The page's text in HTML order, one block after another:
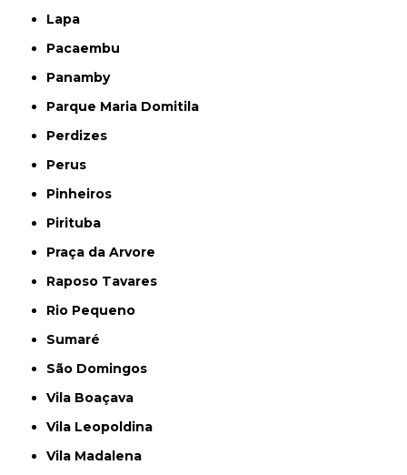
Lapa
Pacaembu
Panamby
Parque Maria Domitila
Perdizes
Perus
Pinheiros
Pirituba
Praça da Arvore
Raposo Tavares
Rio Pequeno
Sumaré
São Domingos
Vila Boaçava
Vila Leopoldina
Vila Madalena